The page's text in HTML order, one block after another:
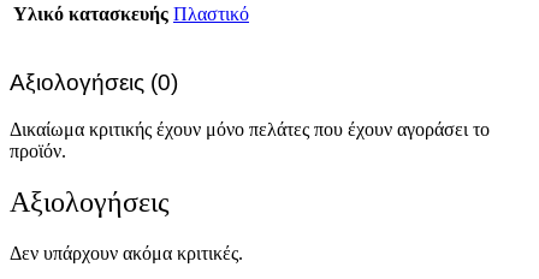
Υλικό κατασκευής Πλαστικό
Αξιολογήσεις (0)
Δικαίωμα κριτικής έχουν μόνο πελάτες που έχουν αγοράσει το
προϊόν.
Αξιολογήσεις
Δεν υπάρχουν ακόμα κριτικές.